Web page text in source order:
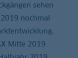
sehen
nochmal
Mitte 2019